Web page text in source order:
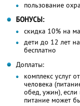
пользование
БОНУСЫ:
скидка 10% на
дети до 12 лет
бесплатно
Доплаты:
комплекс услуг
человека
обед, ужин),
питание может